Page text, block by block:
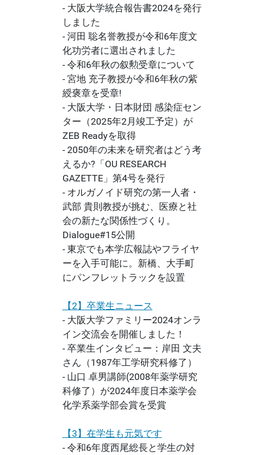
- 大阪大学統合報告書2024を発行
しました
- 河田 聡名誉教授が令和6年度文
化功労者に選出されました
- 令和6年秋の叙勲受章について
- 宮地 充子教授が令和6年秋の紫
綬褒章を受章!
- 大阪大学・日本財団 感染症セン
ター（2025年2月竣工予定）が
ZEB Readyを取得
- 2050年の未来を研究者はどう考
えるか?「OU RESEARCH
GAZETTE」第4号を発行
- オルガノイド研究の第一人者・
武部 貴則教授が挑む、医療と社
会の新たな関係性づくり。
Dialogue#15公開
- 東京でも本学広報誌やフライヤ
ーを入手可能に。新橋、大手町
にパンフレットラックを設置
【2】卒業生ニュース
- 大阪大学ファミリー2024オンラ
イン交流会を開催しました！
- 卒業生インタビュー：岸田 文夫
さん（1987年工学研究科修了）
- 山口 卓男講師(2008年薬学研究
科修了）が2024年度日本薬学会
化学系薬学部会賞を受賞
【3】在学生も元気です
- 令和6年度西尾総長と学生の対